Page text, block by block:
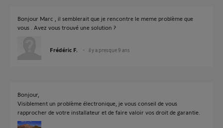
Bonjour Marc , il semblerait que je rencontre le meme problème que
vous . Avez vous trouvé une solution ?
Frédéric F. il y a presque 9 ans
Bonjour,
Visiblement un problème électronique, je vous conseil de vous
rapprocher de votre installateur et de faire valoir vos droit de garantie.